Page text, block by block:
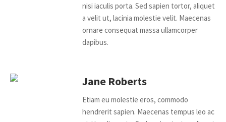
nisi iaculis porta. Sed sapien tortor, aliquet
a velit ut, lacinia molestie velit. Maecenas
ornare consequat massa ullamcorper
dapibus.
Jane Roberts
Etiam eu molestie eros, commodo
hendrerit sapien. Maecenas tempus leo ac